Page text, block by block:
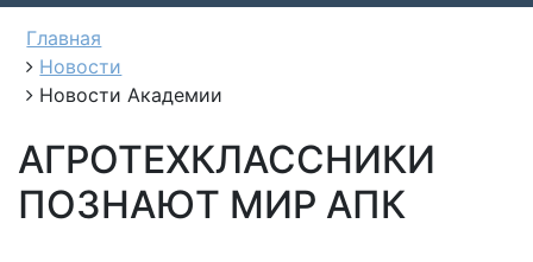
Главная
Новости
Новости Академии
АГРОТЕХКЛАССНИКИ
ПОЗНАЮТ МИР АПК